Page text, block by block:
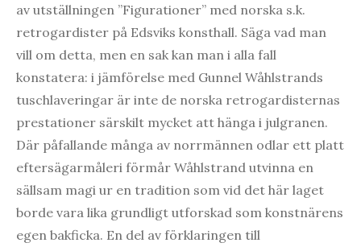
av utställningen ”Figurationer” med norska s.k.
retrogardister på Edsviks konsthall. Säga vad man
vill om detta, men en sak kan man i alla fall
konstatera: i jämförelse med Gunnel Wåhlstrands
tuschlaveringar är inte de norska retrogardisternas
prestationer särskilt mycket att hänga i julgranen.
Där påfallande många av norrmännen odlar ett platt
eftersägarmåleri förmår Wåhlstrand utvinna en
sällsam magi ur en tradition som vid det här laget
borde vara lika grundligt utforskad som konstnärens
egen bakficka. En del av förklaringen till